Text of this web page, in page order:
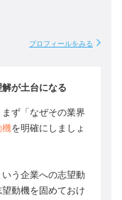
プロフィールをみる
が土台になる
ず「なぜその業界
機を明確にしましょ
う企業への志望動
動機を固めておけ